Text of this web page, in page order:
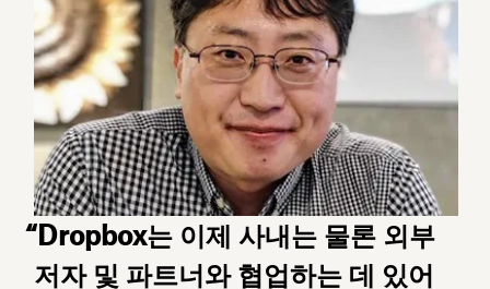
“Dropbox는 이제 사내는 물론 외부
저자 및 파트너와 협업하는 데 있어